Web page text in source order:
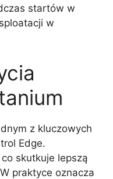
startów w
w
z kluczowych
Edge.
skutkuje lepszą
praktyce oznacza